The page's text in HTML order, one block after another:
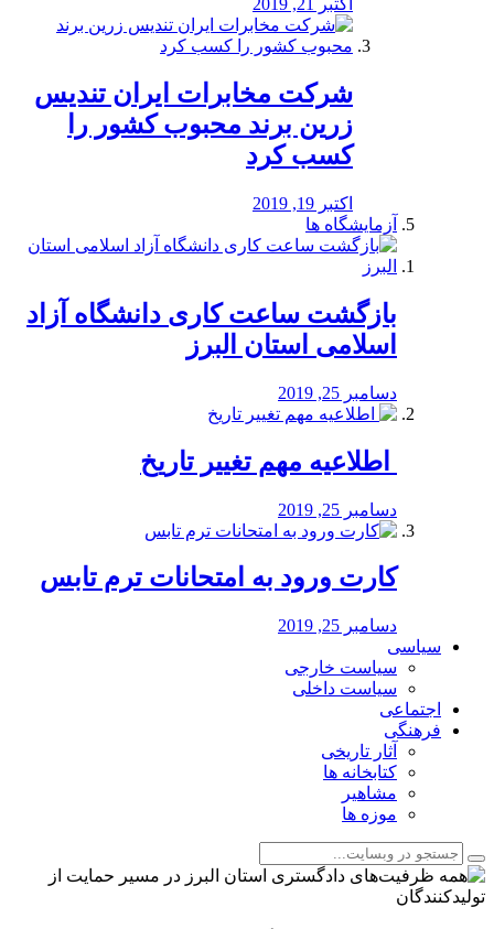
اکتبر 21, 2019
شرکت مخابرات ایران تندیس
زرین برند محبوب کشور را
کسب کرد
اکتبر 19, 2019
آزمایشگاه ها
بازگشت ساعت کاری دانشگاه آزاد
اسلامی استان البرز
دسامبر 25, 2019
️ اطلاعیه مهم تغییر تاریخ
دسامبر 25, 2019
کارت ورود به امتحانات ترم تابس
دسامبر 25, 2019
سیاسی
سیاست خارجی
سیاست داخلی
اجتماعی
فرهنگی
آثار تاریخی
کتابخانه ها
مشاهیر
موزه ها